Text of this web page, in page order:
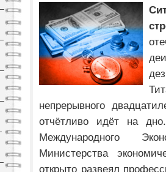
непрерывного
отчётливо идёт на дно.
Международного
Министерства
открыто развеял